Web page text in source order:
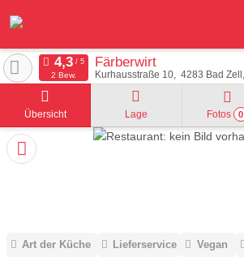
Färberwirt
Kurhausstraße 10 4283 Bad Zell
2 Bew.
Übersicht Lage Fotos 0
Art der Küche Lieferservice Vegan